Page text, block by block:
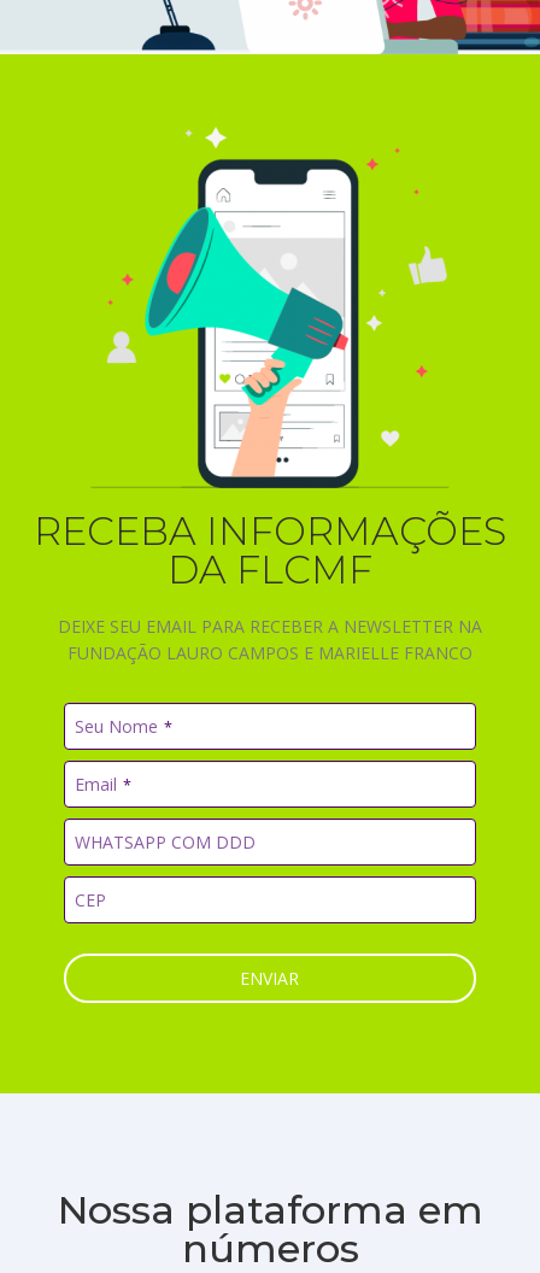
RECEBA INFORMAÇÕES
DA FLCMF
DEIXE SEU EMAIL PARA RECEBER A NEWSLETTER NA
FUNDAÇÃO LAURO CAMPOS E MARIELLE FRANCO
Seu Nome *
Email *
WHATSAPP COM DDD
CEP
ENVIAR
branco
Nossa plataforma em
números